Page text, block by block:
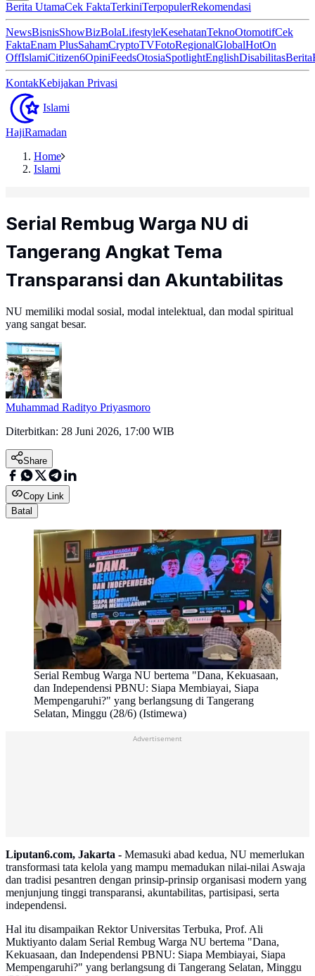
Berita UtamaCek FaktaTerkiniTerpopulerRekomendasi
NewsBisnisShowBizBolaLifestyleKesehatanTeknoOtomotifCek
FaktaEnam PlusSahamCryptoTVFotoRegionalGlobalHotOn
OffIslamiCitizen6OpiniFeedsOtosiaSpotlightEnglishDisabilitasBerita
KontakKebijakan Privasi
Islami
HajiRamadan
Home
Islami
Serial Rembug Warga NU di
Tangerang Angkat Tema
Transparansi dan Akuntabilitas
NU memiliki modal sosial, modal intelektual, dan modal spiritual
yang sangat besar.
Muhammad Radityo Priyasmoro
Diterbitkan: 28 Juni 2026, 17:00 WIB
Share
Copy Link
Batal
Serial Rembug Warga NU bertema "Dana, Kekuasaan,
dan Independensi PBNU: Siapa Membiayai, Siapa
Mempengaruhi?" yang berlangsung di Tangerang
Selatan, Minggu (28/6) (Istimewa)
Advertisement
Liputan6.com, Jakarta - Memasuki abad kedua, NU memerlukan
transformasi tata kelola yang mampu memadukan nilai-nilai Aswaja
dan tradisi pesantren dengan prinsip-prinsip organisasi modern yang
menjunjung tinggi transparansi, akuntabilitas, partisipasi, serta
independensi.
Hal itu disampaikan Rektor Universitas Terbuka, Prof. Ali
Muktiyanto dalam Serial Rembug Warga NU bertema "Dana,
Kekuasaan, dan Independensi PBNU: Siapa Membiayai, Siapa
Mempengaruhi?" yang berlangsung di Tangerang Selatan, Minggu